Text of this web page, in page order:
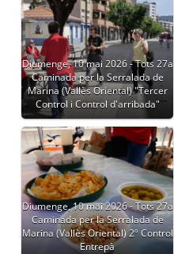
Diumenge, 10 mai 2026 - Tots 27a
Caminada per la Serralada de
Marina (Vallès Oriental) "Tercer
Control i Control d'arribada"
Diumenge, 10 mai 2026 - Tots 27a
Caminada per la Serralada de
Marina (Vallès Oriental) 2º Control
Entrepà